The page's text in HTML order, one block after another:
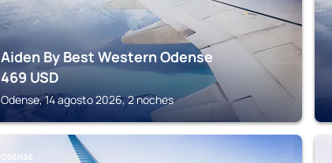
Aiden By Best Western Odense
469 USD
Odense, 14 agosto 2026, 2 noches
ODENSE